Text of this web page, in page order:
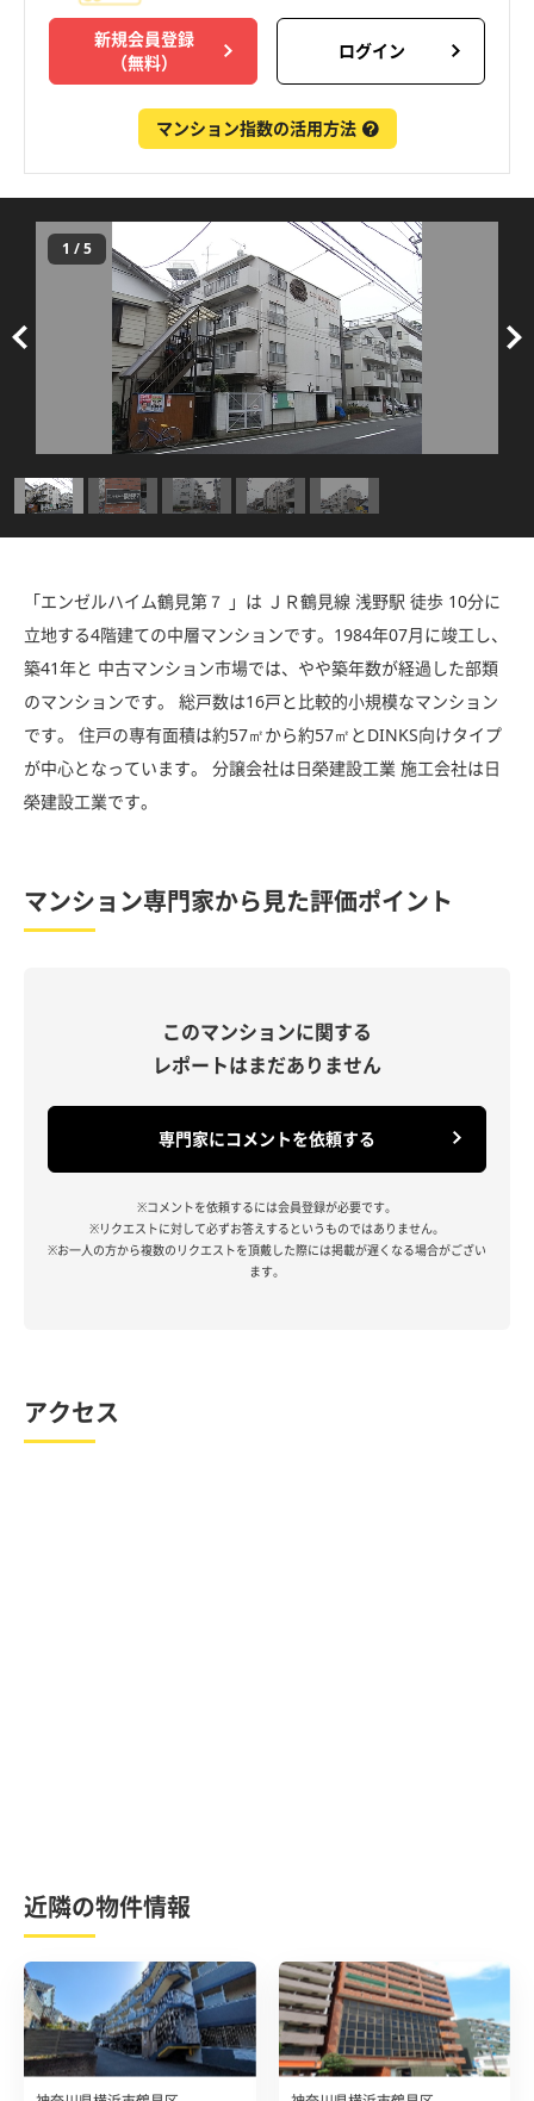
新規会員登録
（無料）
ログイン
マンション指数の活用方法
1 /5
「エンゼルハイム鶴見第７ 」は ＪＲ鶴見線 浅野駅 徒歩 10分に
立地する4階建ての中層マンションです。1984年07月に竣工し、
築41年と 中古マンション市場では、やや築年数が経過した部類
のマンションです。 総戸数は16戸と比較的小規模なマンション
です。 住戸の専有面積は約57㎡から約57㎡とDINKS向けタイプ
が中心となっています。 分譲会社は日榮建設工業 施工会社は日
榮建設工業です。
マンション専門家から見た評価ポイント
このマンションに関する
レポートはまだありません
専門家にコメントを依頼する
※コメントを依頼するには会員登録が必要です。
※リクエストに対して必ずお答えするというものではありません。
※お一人の方から複数のリクエストを頂戴した際には掲載が遅くなる場合がござい
ます。
アクセス
近隣の物件情報